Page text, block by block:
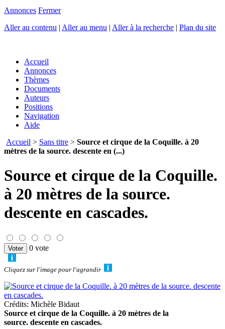
Annonces Fermer
Aller au contenu | Aller au menu | Aller à la recherche | Plan du site
Accueil
Annonces
Thèmes
Documents
Auteurs
Positions
Navigation
Aide
Accueil > Sans titre > Source et cirque de la Coquille. à 20
mètres de la source. descente en (...)
Source et cirque de la Coquille.
à 20 mètres de la source.
descente en cascades.
0 vote
Cliquez sur l'image pour l'agrandir
Crédits: Michèle Bidaut
Source et cirque de la Coquille. à 20 mètres de la
source. descente en cascades.